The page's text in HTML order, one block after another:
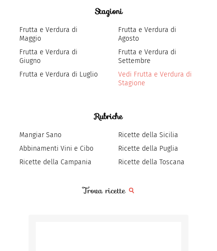
Stagioni
Frutta e Verdura di
Maggio
Frutta e Verdura di
Giugno
Frutta e Verdura di Luglio
Frutta e Verdura di
Agosto
Frutta e Verdura di
Settembre
Vedi Frutta e Verdura di
Stagione
Rubriche
Mangiar Sano
Abbinamenti Vini e Cibo
Ricette della Campania
Ricette della Sicilia
Ricette della Puglia
Ricette della Toscana
Trova ricette